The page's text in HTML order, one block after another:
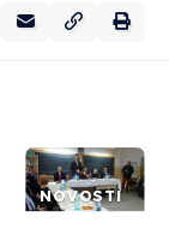
NOVOSTI